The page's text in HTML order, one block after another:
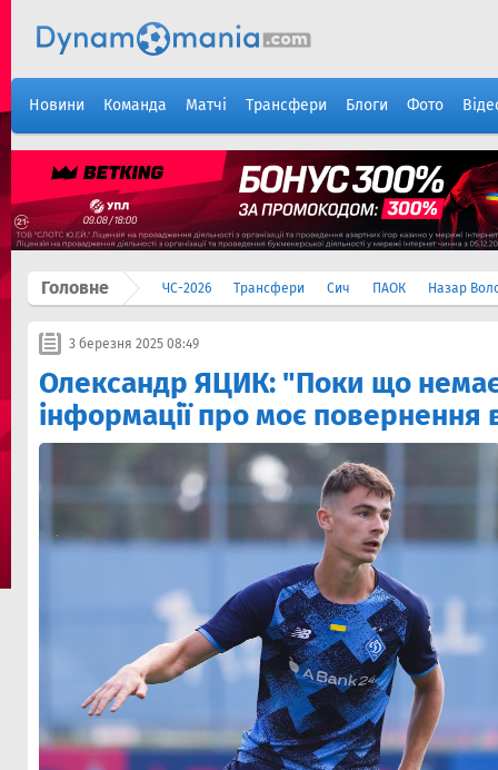
Новини Команда Матчі Трансфери Блоги Фото
Головне ЧС-2026 Трансфери Сич ПАОК Назар
3 березня 2025 08:49
Олександр ЯЦИК: "Поки що немає
інформації про моє